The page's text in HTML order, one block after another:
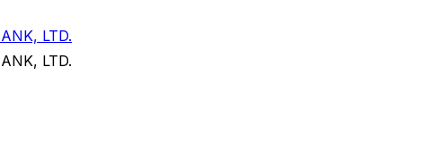
LTD.
LTD.